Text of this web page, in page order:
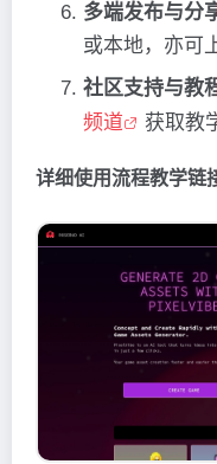
多端发布与分
或本地，亦可
社区支持与教
频道
获取教
详细使用流程教学链